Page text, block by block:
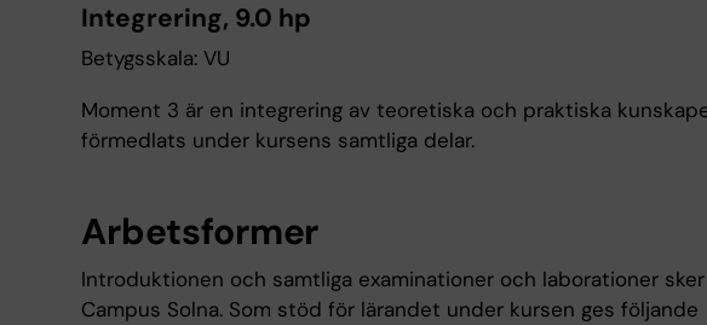
Integrering, 9.0 hp
Betygsskala: VU
Moment 3 är en integrering av teoretiska och praktiska
förmedlats under kursens samtliga delar.
Arbetsformer
Introduktionen och samtliga examinationer och laborationer
Campus Solna. Som stöd för lärandet under kursen ges följande